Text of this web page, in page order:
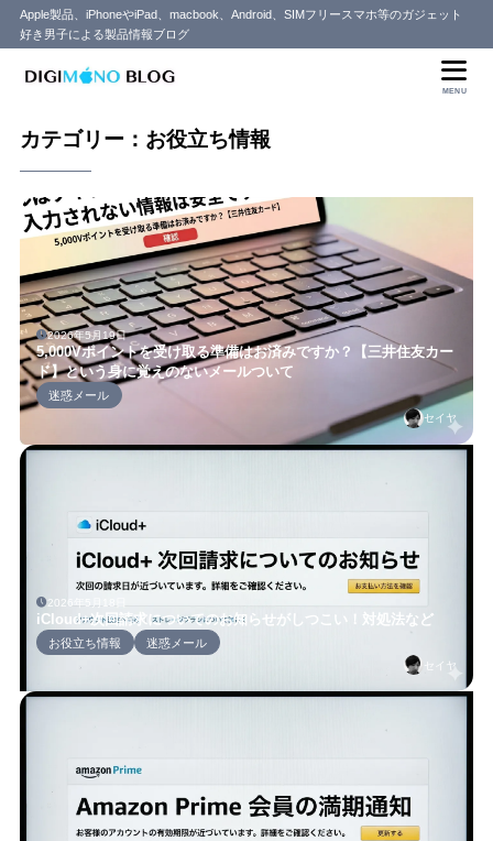
Apple製品、iPhoneやiPad、macbook、Android、SIMフリースマホ等のガジェット
好き男子による製品情報ブログ
MENU
カテゴリー：お役立ち情報
2026年5月19日
5,000Vポイントを受け取る準備はお済みですか？【三井住友カー
ド】という身に覚えのないメールついて
迷惑メール
セイヤ
2026年5月18日
iCloud+次回請求についてのお知らせがしつこい！対処法など
お役立ち情報 迷惑メール
セイヤ